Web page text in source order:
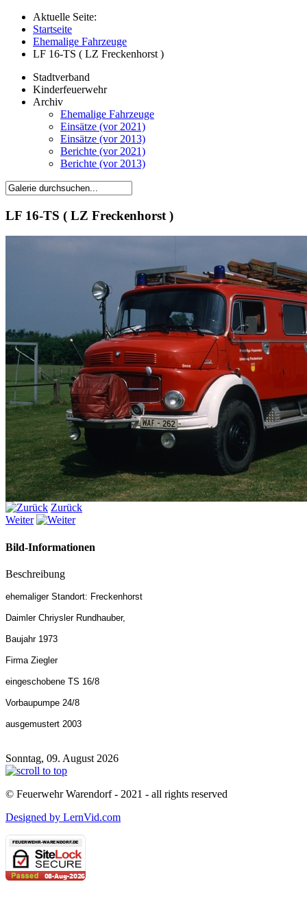
Aktuelle Seite:
Startseite
Ehemalige Fahrzeuge
LF 16-TS ( LZ Freckenhorst )
Stadtverband
Kinderfeuerwehr
Archiv
Ehemalige Fahrzeuge
Einsätze (vor 2021)
Einsätze (vor 2013)
Berichte (vor 2021)
Berichte (vor 2013)
LF 16-TS ( LZ Freckenhorst )
Zurück
Weiter
Bild-Informationen
Beschreibung
ehemaliger Standort: Freckenhorst
Daimler Chriysler Rundhauber,
Baujahr 1973
Firma Ziegler
eingeschobene TS 16/8
Vorbaupumpe 24/8
ausgemustert 2003
Sonntag, 09. August 2026
© Feuerwehr Warendorf - 2021 - all rights reserved
Designed by LernVid.com